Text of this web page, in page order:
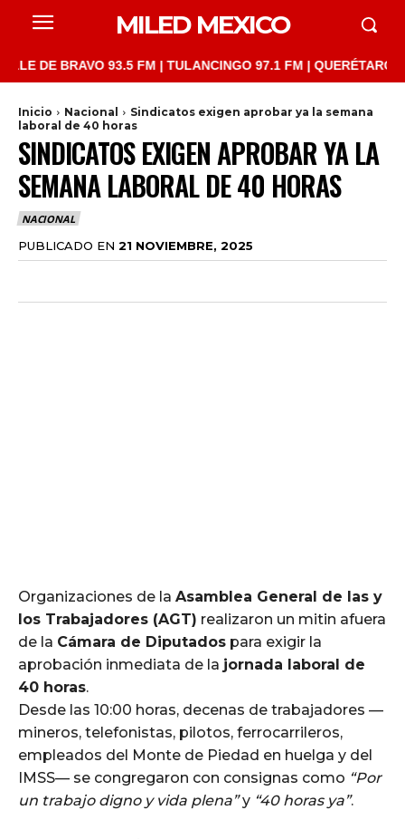
MILED MEXICO
BRAVO 93.5 FM | TULANCINGO 97.1 FM | QUERÉTARO
Inicio Nacional
Sindicatos exigen aprobar ya la semana
laboral de 40 horas
SINDICATOS EXIGEN APROBAR YA LA
SEMANA LABORAL DE 40 HORAS
NACIONAL
PUBLICADO EN 21 NOVIEMBRE, 2025
Organizaciones de la Asamblea General de las y
los Trabajadores (AGT) realizaron un mitin afuera
de la Cámara de Diputados para exigir la
aprobación inmediata de la jornada laboral de
40 horas.
Desde las 10:00 horas, decenas de trabajadores —
mineros, telefonistas, pilotos, ferrocarrileros,
empleados del Monte de Piedad en huelga y del
IMSS— se congregaron con consignas como “Por
un trabajo digno y vida plena”y “40 horas ya”.